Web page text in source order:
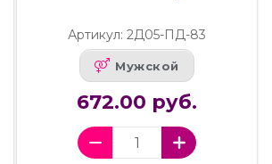
Артикул: 2Д05-ПД-83
Мужской
672.00 руб.